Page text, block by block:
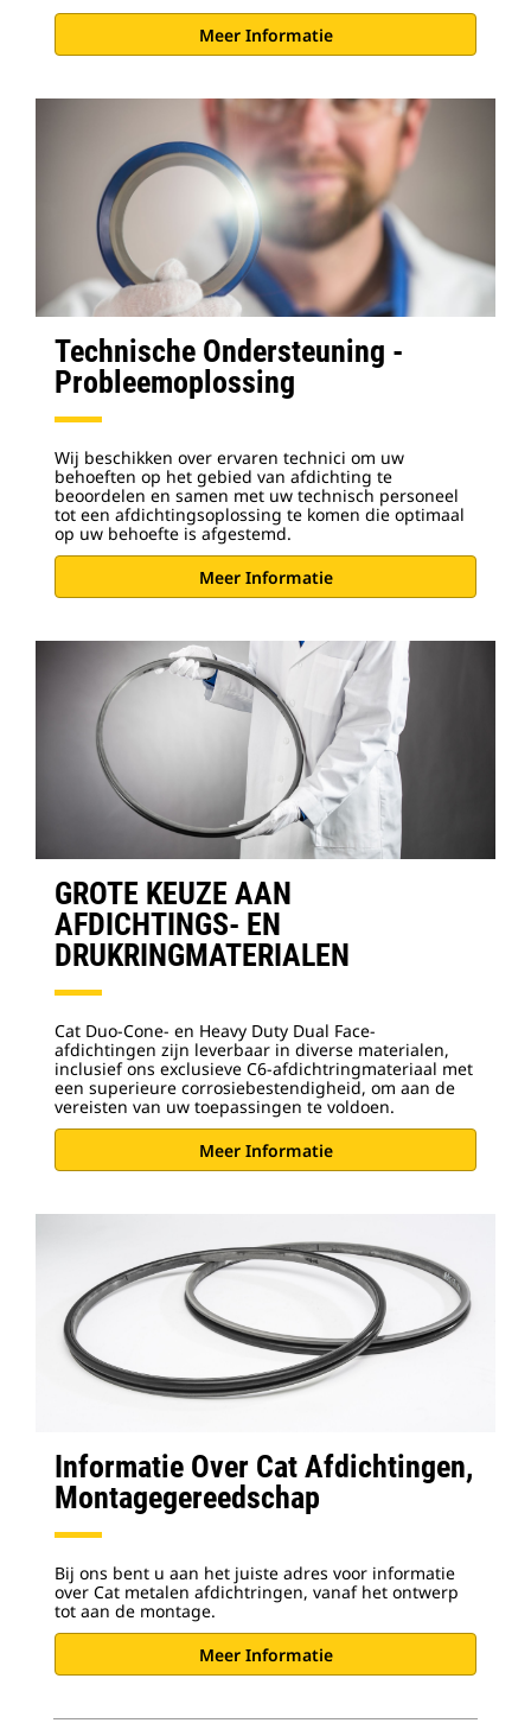
Meer Informatie
Technische Ondersteuning -
Probleemoplossing
Wij beschikken over ervaren technici om uw
behoeften op het gebied van afdichting te
beoordelen en samen met uw technisch personeel
tot een afdichtingsoplossing te komen die optimaal
op uw behoefte is afgestemd.
Meer Informatie
GROTE KEUZE AAN
AFDICHTINGS- EN
DRUKRINGMATERIALEN
Cat Duo-Cone- en Heavy Duty Dual Face-
afdichtingen zijn leverbaar in diverse materialen,
inclusief ons exclusieve C6-afdichtringmateriaal met
een superieure corrosiebestendigheid, om aan de
vereisten van uw toepassingen te voldoen.
Meer Informatie
Informatie Over Cat Afdichtingen,
Montagegereedschap
Bij ons bent u aan het juiste adres voor informatie
over Cat metalen afdichtringen, vanaf het ontwerp
tot aan de montage.
Meer Informatie